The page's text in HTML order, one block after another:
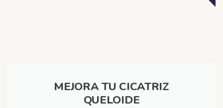
MEJORA TU CICATRIZ
QUELOIDE